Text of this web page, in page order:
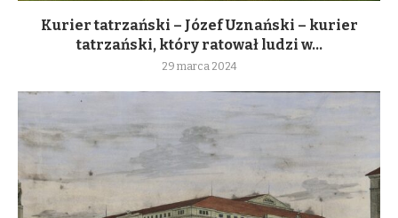
Kurier tatrzański – Józef Uznański – kurier
tatrzański, który ratował ludzi w...
29 marca 2024